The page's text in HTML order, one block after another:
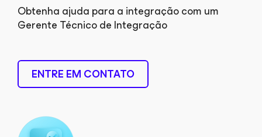
Obtenha ajuda para a integração com um
Gerente Técnico de Integração
ENTRE EM CONTATO